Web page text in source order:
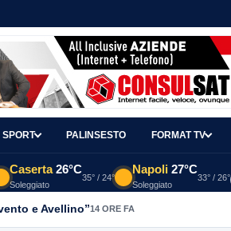
SPORT PALINSESTO FORMAT TV
Caserta 26°C
Soleggiato
35° / 24°
Napoli 27°C
Soleggiato
33° / 26°
e Avellino”14 ORE FA